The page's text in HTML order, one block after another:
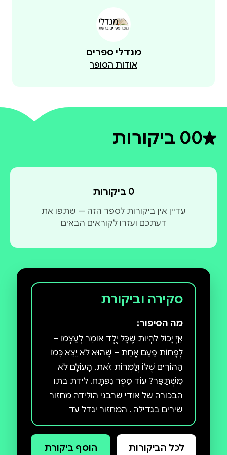
מנדלי ספרים
אודות הסופר
0דירוג ממוצע 0 מתוך 5
0 ביקורות
0 ביקורות
עדיין אין ביקורות לספר הזה — שתפו את
דעתכם ועזרו לקוראים הבאים
סקירה וביקורת
מה הסיפור:
אֵיךְ יָכוֹל לִהְיוֹת שֶׁכָּל יֶלֶד אוֹמֵר לְעַצְמוֹ –
לְפָחוֹת פַּעַם אַחַת – שֶׁהוּא לֹא יֵצֵא כְּמוֹ
הַהוֹרִים שֶׁלּוֹ וְלַמְרוֹת זֹאת, הָעוֹלָם לֹא
מִשְׁתַּפֵּר? עוֹד סֵפֶר נִפְתָּח. לידת בתו
הבכורה של אודי שרבני הולידה מחזור
שירים בגדילה . המחזור יגדל עד
שהילדה תהיה בת שנתיים. הוא יודפס
בספר, יראה אור, יתקבע, אבל הילדה
תמשיך הלאה, אל העולם. את העולם
לכל הביקורות הוסף ביקורת